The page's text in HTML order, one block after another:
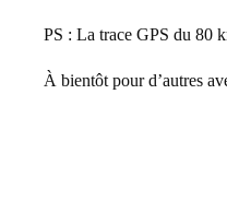
PS : La trace GPS du 80
À bientôt pour d’autres